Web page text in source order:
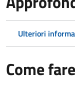
Ulteriori
Come fare